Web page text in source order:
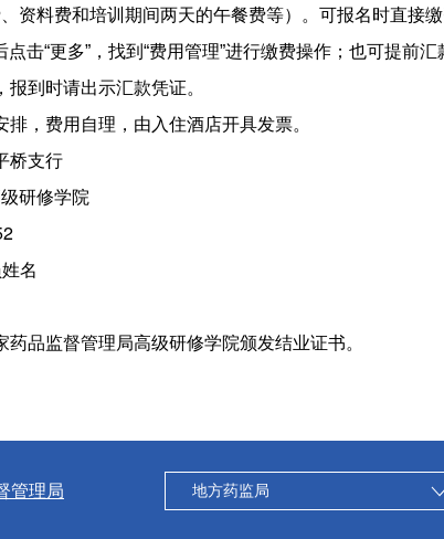
资料费和培训期间两天的午餐费等）。
可报名时直接
点击“更多” ，找到 “费用管理”进行缴费操作；也可提前
到时请出示汇款凭证。
，费用自理，由入住酒店开具发票。
桥支行
研修学院
名
品监督管理局高级研修学院颁发结业证书。
管理局